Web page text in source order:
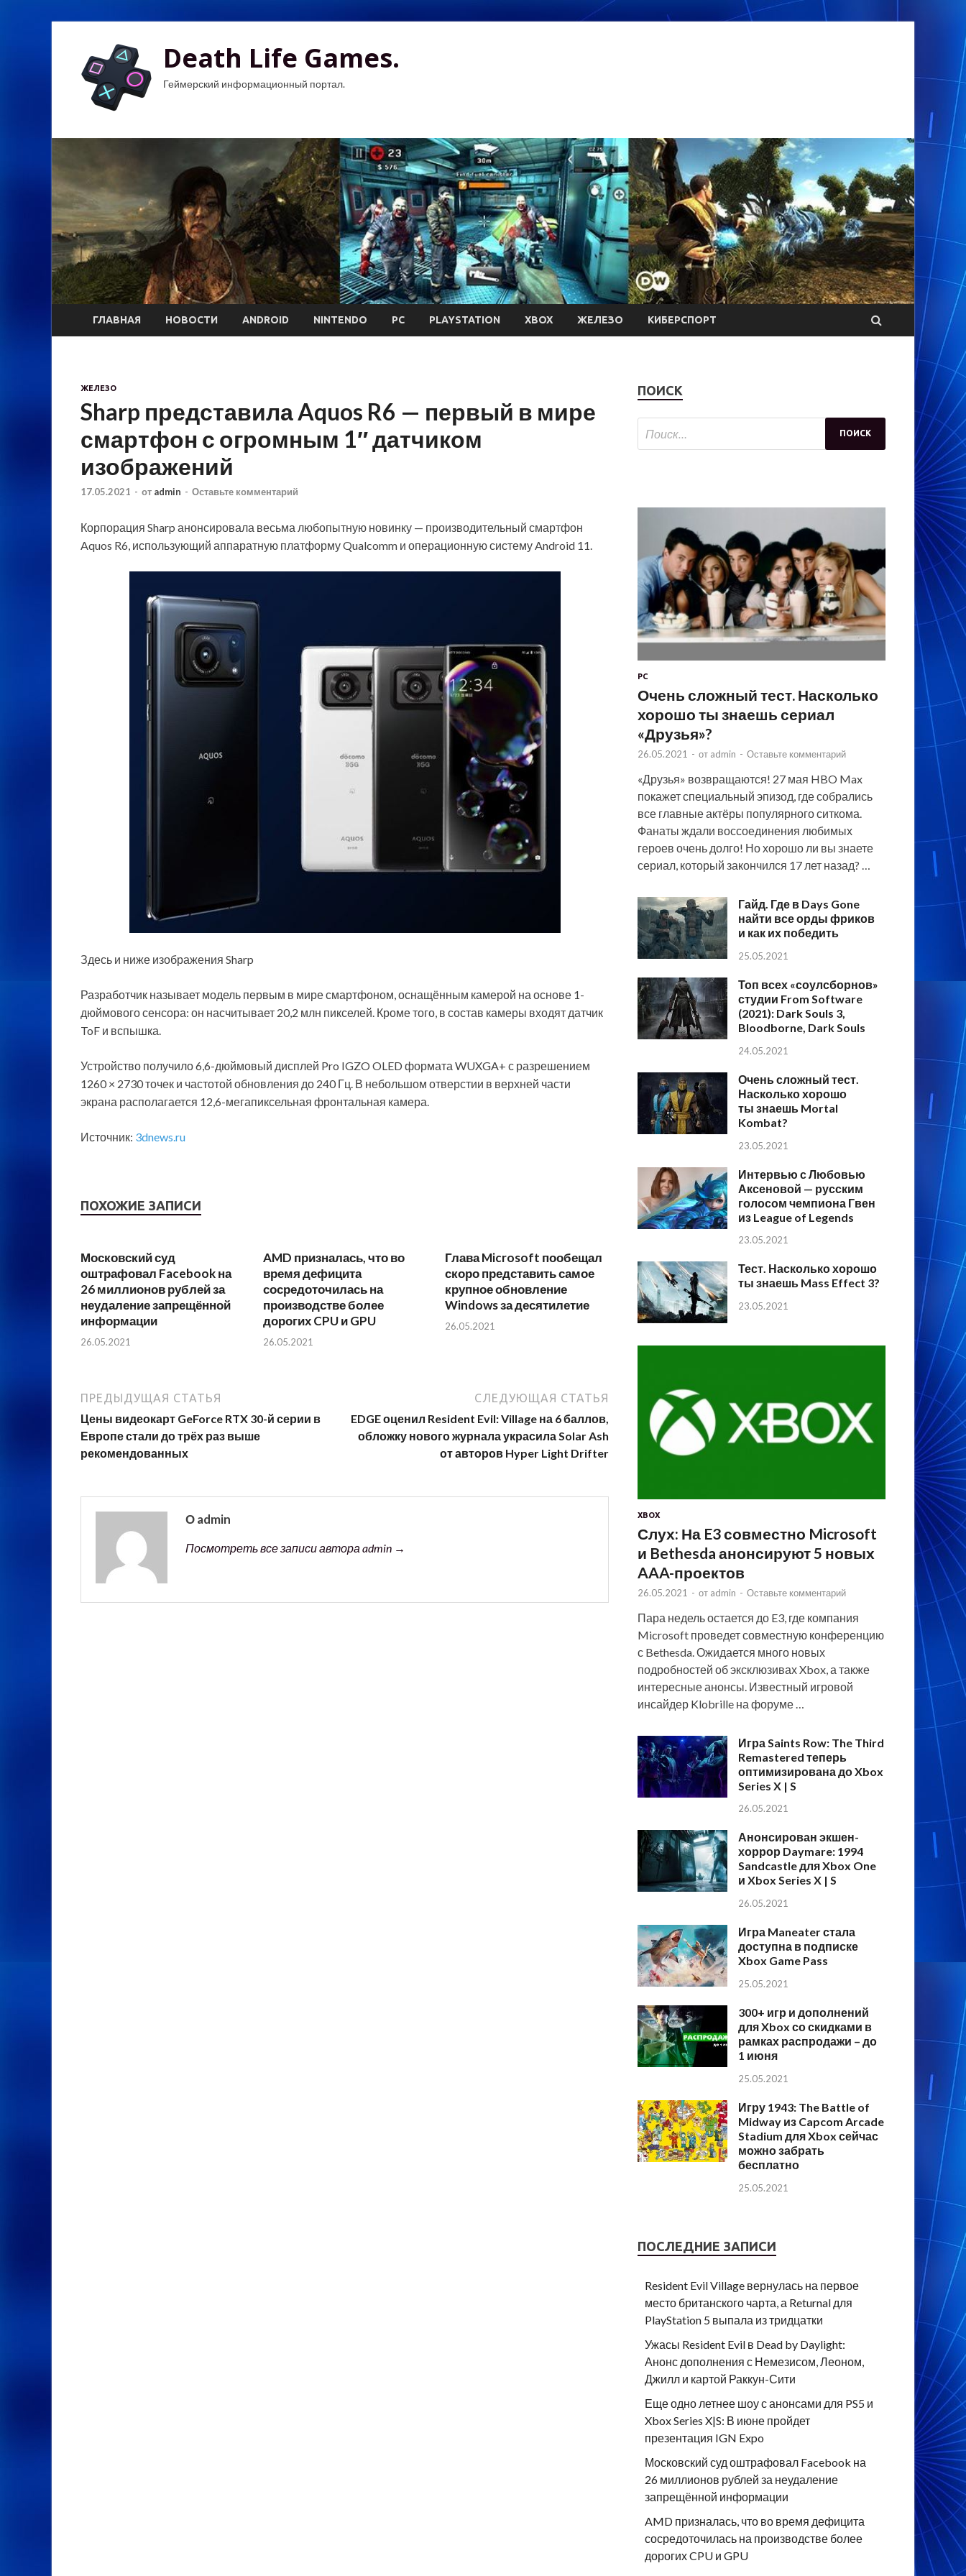
Death Life Games.
Геймерский информационный портал.
ГЛАВНАЯ НОВОСТИ ANDROID NINTENDO PC PLAYSTATION XBOX ЖЕЛЕЗО КИБЕРСПОРТ
ЖЕЛЕЗО
Sharp представила Aquos R6 — первый в мире
смартфон с огромным 1″ датчиком
изображений
17.05.2021 - от admin - Оставьте комментарий
Корпорация Sharp анонсировала весьма любопытную новинку — производительный смартфон
Aquos R6, использующий аппаратную платформу Qualcomm и операционную систему Android 11.
Здесь и ниже изображения Sharp
Разработчик называет модель первым в мире смартфоном, оснащённым камерой на основе 1-
дюймового сенсора: он насчитывает 20,2 млн пикселей. Кроме того, в состав камеры входят датчик
ToF и вспышка.
Устройство получило 6,6-дюймовый дисплей Pro IGZO OLED формата WUXGA+ с разрешением
1260 × 2730 точек и частотой обновления до 240 Гц. В небольшом отверстии в верхней части
экрана располагается 12,6-мегапиксельная фронтальная камера.
Источник: 3dnews.ru
ПОХОЖИЕ ЗАПИСИ
Московский суд
оштрафовал Facebook на
26 миллионов рублей за
неудаление запрещённой
информации
26.05.2021
AMD призналась, что во
время дефицита
сосредоточилась на
производстве более
дорогих CPU и GPU
26.05.2021
Глава Microsoft пообещал
скоро представить самое
крупное обновление
Windows за десятилетие
26.05.2021
ПРЕДЫДУЩАЯ СТАТЬЯ
Цены видеокарт GeForce RTX 30-й серии в
Европе стали до трёх раз выше
рекомендованных
СЛЕДУЮЩАЯ СТАТЬЯ
EDGE оценил Resident Evil: Village на 6 баллов,
обложку нового журнала украсила Solar Ash
от авторов Hyper Light Drifter
О admin
Посмотреть все записи автора admin →
ПОИСК
PC
Очень сложный тест. Насколько
хорошо ты знаешь сериал
«Друзья»?
26.05.2021 - от admin - Оставьте комментарий
«Друзья» возвращаются! 27 мая HBO Max
покажет специальный эпизод, где собрались
все главные актёры популярного ситкома.
Фанаты ждали воссоединения любимых
героев очень долго! Но хорошо ли вы знаете
сериал, который закончился 17 лет назад? …
Гайд. Где в Days Gone
найти все орды фриков
и как их победить
25.05.2021
Топ всех «соулсборнов»
студии From Software
(2021): Dark Souls 3,
Bloodborne, Dark Souls
24.05.2021
Очень сложный тест.
Насколько хорошо
ты знаешь Mortal
Kombat?
23.05.2021
Интервью с Любовью
Аксеновой — русским
голосом чемпиона Гвен
из League of Legends
23.05.2021
Тест. Насколько хорошо
ты знаешь Mass Effect 3?
23.05.2021
XBOX
Слух: На E3 совместно Microsoft
и Bethesda анонсируют 5 новых
AAA-проектов
26.05.2021 - от admin - Оставьте комментарий
Пара недель остается до E3, где компания
Microsoft проведет совместную конференцию
с Bethesda. Ожидается много новых
подробностей об эксклюзивах Xbox, а также
интересные анонсы. Известный игровой
инсайдер Klobrille на форуме …
Игра Saints Row: The Third
Remastered теперь
оптимизирована до Xbox
Series X | S
26.05.2021
Анонсирован экшен-
хоррор Daymare: 1994
Sandcastle для Xbox One
и Xbox Series X | S
26.05.2021
Игра Maneater стала
доступна в подписке
Xbox Game Pass
25.05.2021
300+ игр и дополнений
для Xbox со скидками в
рамках распродажи – до
1 июня
25.05.2021
Игру 1943: The Battle of
Midway из Capcom Arcade
Stadium для Xbox сейчас
можно забрать
бесплатно
25.05.2021
ПОСЛЕДНИЕ ЗАПИСИ
Resident Evil Village вернулась на первое
место британского чарта, а Returnal для
PlayStation 5 выпала из тридцатки
Ужасы Resident Evil в Dead by Daylight:
Анонс дополнения с Немезисом, Леоном,
Джилл и картой Раккун-Сити
Еще одно летнее шоу с анонсами для PS5 и
Xbox Series X|S: В июне пройдет
презентация IGN Expo
Московский суд оштрафовал Facebook на
26 миллионов рублей за неудаление
запрещённой информации
AMD призналась, что во время дефицита
сосредоточилась на производстве более
дорогих CPU и GPU